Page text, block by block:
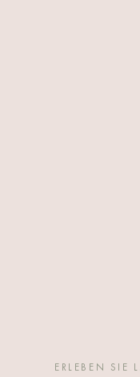
ERLEBEN SIE